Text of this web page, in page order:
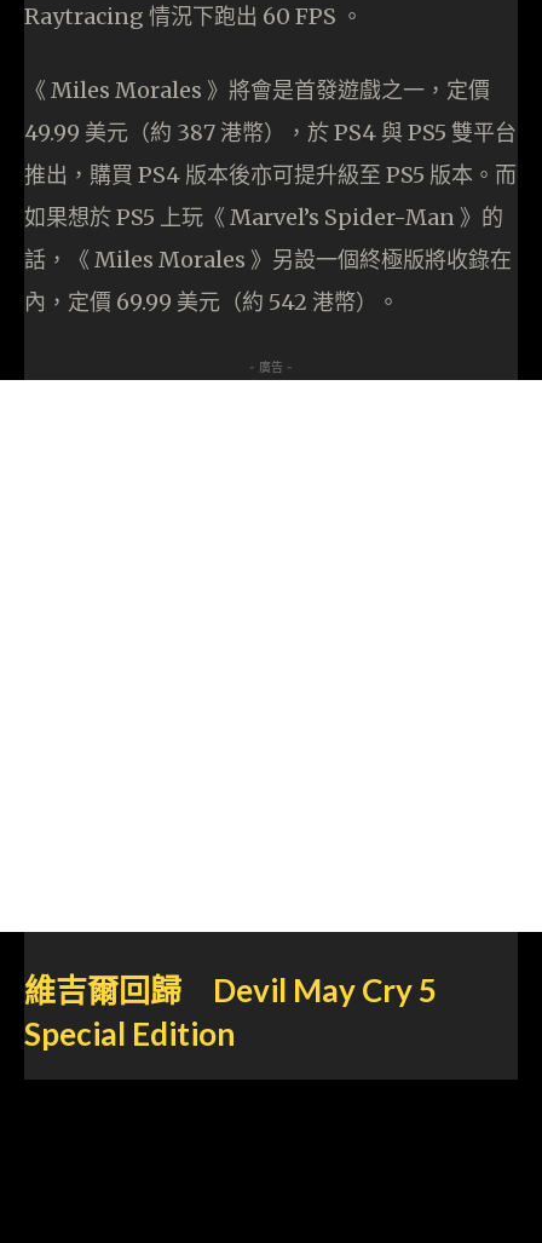
Raytracing 情況下跑出 60 FPS 。
《 Miles Morales 》將會是首發遊戲之一，定價
49.99 美元（約 387 港幣），於 PS4 與 PS5 雙平台
推出，購買 PS4 版本後亦可提升級至 PS5 版本。而
如果想於 PS5 上玩《 Marvel’s Spider-Man 》的
話，《 Miles Morales 》另設一個終極版將收錄在
內，定價 69.99 美元（約 542 港幣）。
- 廣告 -
維吉爾回歸 Devil May Cry 5
Special Edition